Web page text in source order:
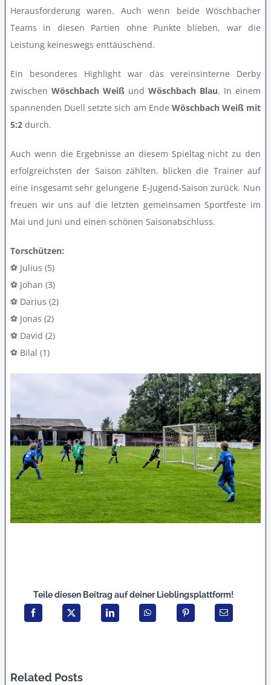
Herausforderung waren. Auch wenn beide Wöschbacher
Teams in diesen Partien ohne Punkte blieben, war die
Leistung keineswegs enttäuschend.
Ein besonderes Highlight war das vereinsinterne Derby
zwischen Wöschbach Weiß und Wöschbach Blau. In einem
spannenden Duell setzte sich am Ende Wöschbach Weiß mit
5:2 durch.
Auch wenn die Ergebnisse an diesem Spieltag nicht zu den
erfolgreichsten der Saison zählten, blicken die Trainer auf
eine insgesamt sehr gelungene E-Jugend-Saison zurück. Nun
freuen wir uns auf die letzten gemeinsamen Sportfeste im
Mai und Juni und einen schönen Saisonabschluss.
Torschützen:
⚽ Julius (5)
⚽ Johan (3)
⚽ Darius (2)
⚽ Jonas (2)
⚽ David (2)
⚽ Bilal (1)
Teile diesen Beitrag auf deiner Lieblingsplattform!
Related Posts